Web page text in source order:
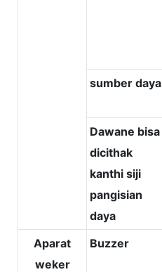
sumber daya
Dawane bisa
dicithak
kanthi siji
pangisian
daya
Aparat
weker
Buzzer